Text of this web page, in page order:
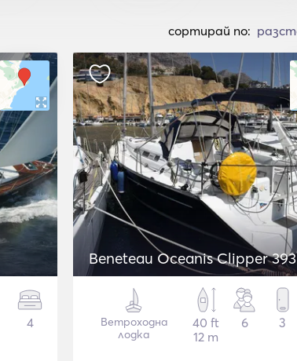
cортирай по:
4
Beneteau Oceanis Clipper 393
Ветроходна
лодка
40 ft
12 m
6 3